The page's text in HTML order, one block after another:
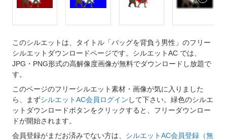
このシルエットは、タイトル「バッグを背負う男性」のフリー
シルエットダウンロードページです。シルエットAC では、
JPG・PNG形式の高解像度画像が無料でダウンロードし放題で
す。
このページのフリーシルエット素材・画像が気に入りました
ら、まずシルエットAC会員ログイン して下さい。緑色のシルエ
ットダウンロードボタンをクリックすると、フリーダウンロー
ドが開始されます。
会員登録がまだお済みでない方は、 シルエットAC会員登録（無